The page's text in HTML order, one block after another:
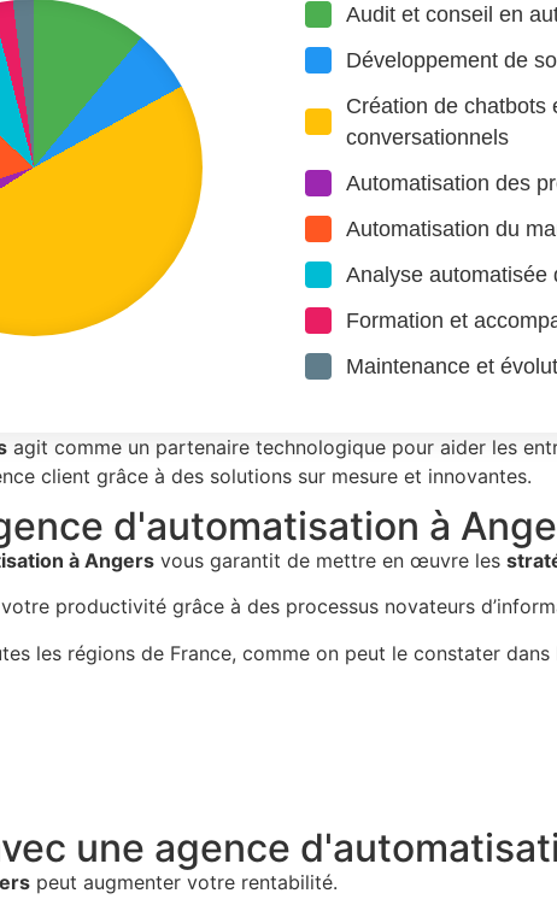
Audit et conseil en
Développement de
Création de chatbots
conversationnels
Automatisation des
Automatisation du
Analyse automatisée
Formation et
Maintenance et
agit comme un partenaire technologique pour aider les
client grâce à des solutions sur mesure et innovantes.
d'automatisation à
à Angers vous garantit de mettre en œuvre les
productivité grâce à des processus novateurs
les régions de France, comme on peut le constater
une agence
peut augmenter votre rentabilité.